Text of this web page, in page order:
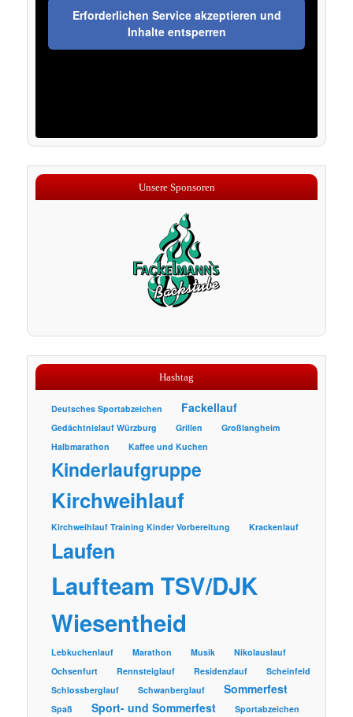
Erforderlichen Service akzeptieren und
Inhalte entsperren
Unsere Sponsoren
Hashtag
Deutsches Sportabzeichen Fackellauf
Gedächtnislauf Würzburg Grillen
Großlangheim
Halbmarathon
Kaffee und Kuchen
Kinderlaufgruppe
Kirchweihlauf
Kirchweihlauf Training Kinder Vorbereitung Krackenlauf
Laufen
Laufteam TSV/DJK
Wiesentheid
Lebkuchenlauf Marathon Musik
Nikolauslauf
Ochsenfurt
Rennsteiglauf Residenzlauf
Scheinfeld
Schlossberglauf
Schwanberglauf Sommerfest
Spaß Sport- und Sommerfest Sportabzeichen